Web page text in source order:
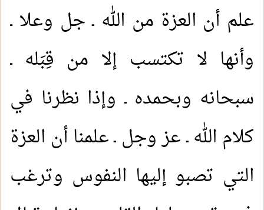
علم أن العزة من الله ـ جل وعلا ـ
وأنها لا تكتسب إلا من قِبَله ـ
سبحانه وبحمده ـ وإذا نظرنا في
كلام الله ـ عز وجل ـ علمنا أن العزة
التي تصبو إليها النفوس وترغب